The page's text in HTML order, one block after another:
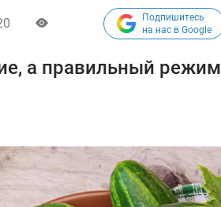
Подпишитесь
на нас в Google
а правильный режим